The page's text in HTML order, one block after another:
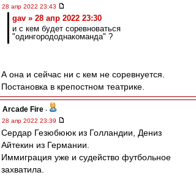
28 апр 2022 23:43
gav » 28 апр 2022 23:30
и с кем будет соревноваться
"одингорододнакоманда" ?
А она и сейчас ни с кем не соревнуется.
Постановка в крепостном театрике.
Arcade Fire -
28 апр 2022 23:39
Сердар Гезюбююк из Голландии, Дениз
Айтекин из Германии.
Иммиграция уже и судейство футбольное
захватила.